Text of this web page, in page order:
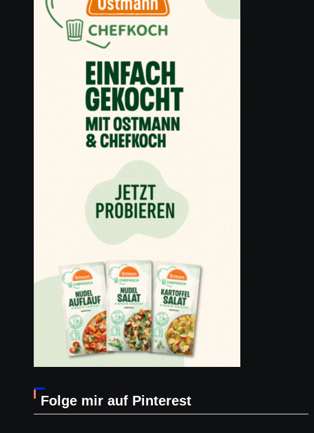
Folge mir auf Pinterest